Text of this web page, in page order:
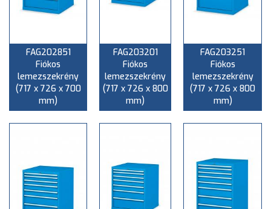
FAG202851
Fiókos
lemezszekrény
(717 x 726 x 700
mm)
FAG203201
Fiókos
lemezszekrény
(717 x 726 x 800
mm)
FAG203251
Fiókos
lemezszekrény
(717 x 726 x 800
mm)